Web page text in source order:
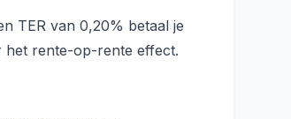
TER van 0,20% betaal je
het rente-op-rente effect.